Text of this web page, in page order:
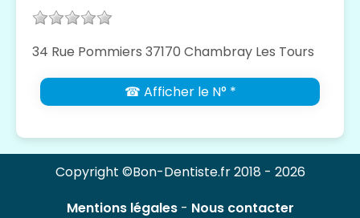
34 Rue Pommiers 37170 Chambray Les Tours
☎ Afficher le N° *
Copyright ©Bon-Dentiste.fr 2018 - 2026
Mentions légales- Nous contacter